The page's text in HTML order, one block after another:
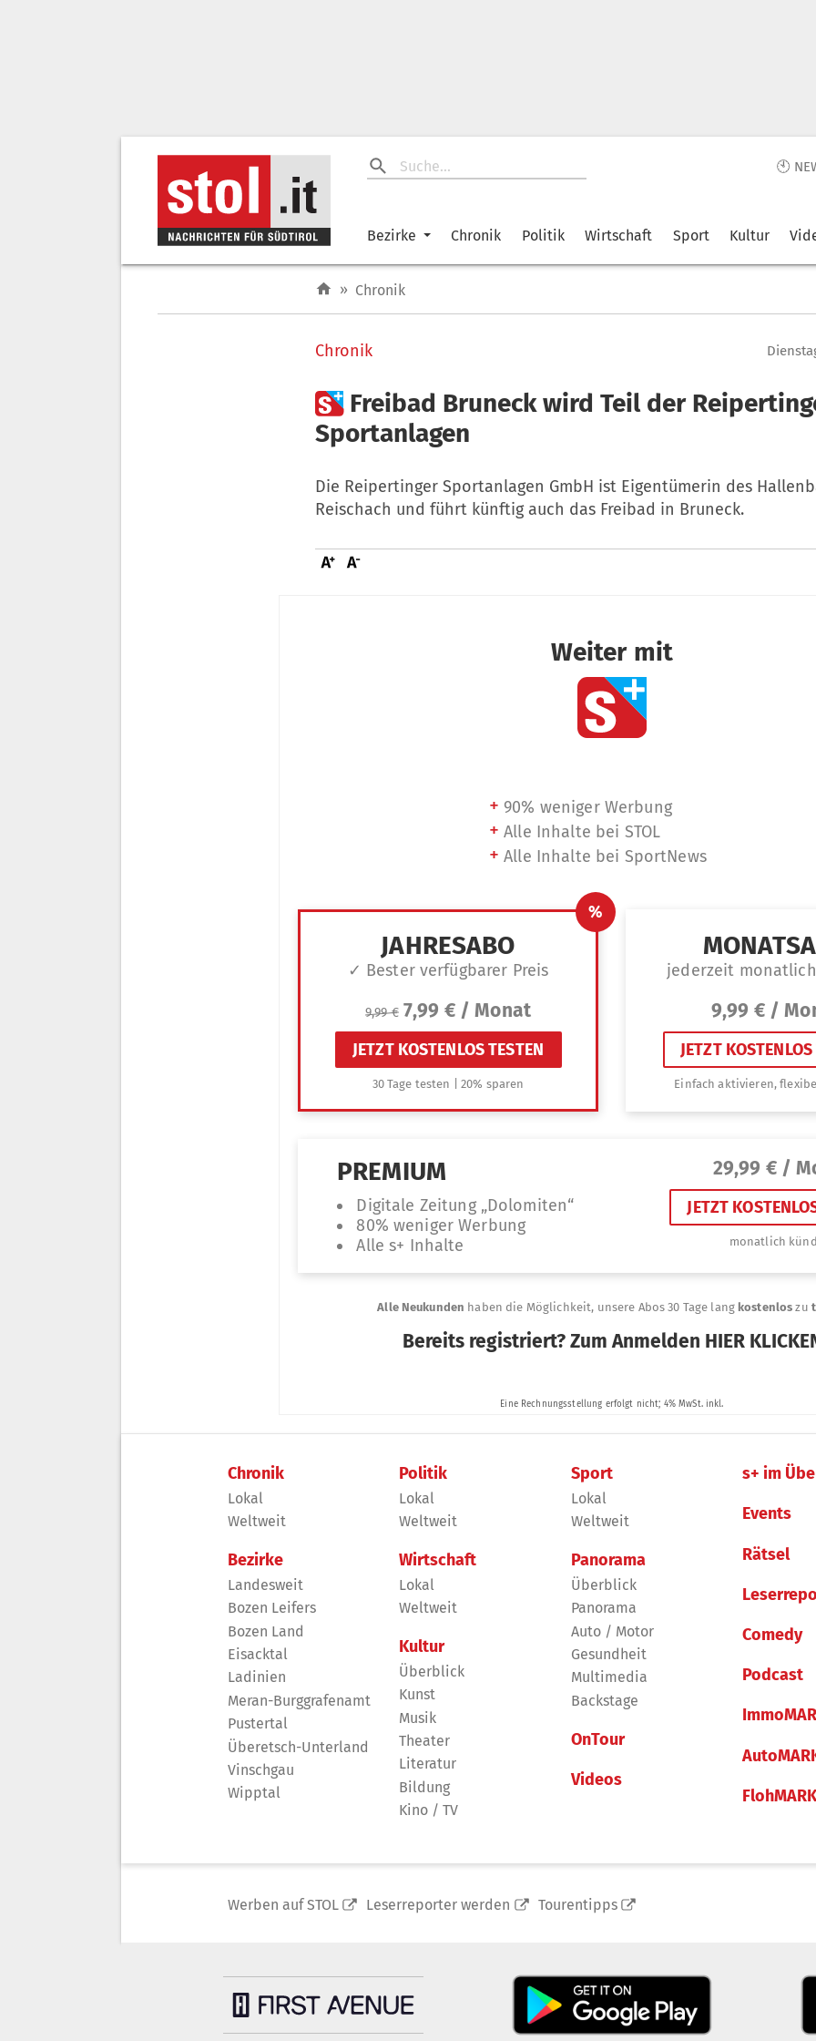
🕙
Bezirke Chronik Politik Wirtschaft Sport Kultur
» Chronik
Chronik
 Freibad Bruneck wird Teil der
Sportanlagen
Die Reipertinger Sportanlagen GmbH ist Eigentümerin des
Reischach und führt künftig auch das Freibad in Bruneck.
Chronik
Lokal
Weltweit
Bezirke
Landesweit
Bozen Leifers
Bozen Land
Eisacktal
Ladinien
Meran-Burggrafenamt
Pustertal
Überetsch-Unterland
Vinschgau
Wipptal
Politik
Lokal
Weltweit
Wirtschaft
Lokal
Weltweit
Kultur
Überblick
Kunst
Musik
Theater
Literatur
Bildung
Kino / TV
Sport
Lokal
Weltweit
Panorama
Überblick
Panorama
Auto / Motor
Gesundheit
Multimedia
Backstage
OnTour
Videos
s+ im
Events
Rätsel
Comedy
Podcast
Werben auf STOL Leserreporter werden Tourentipps